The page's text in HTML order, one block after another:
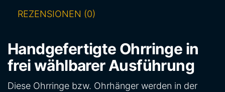
REZENSIONEN (0)
Handgefertigte Ohrringe in
frei wählbarer Ausführung
Diese Ohrringe bzw. Ohrhänger werden in der